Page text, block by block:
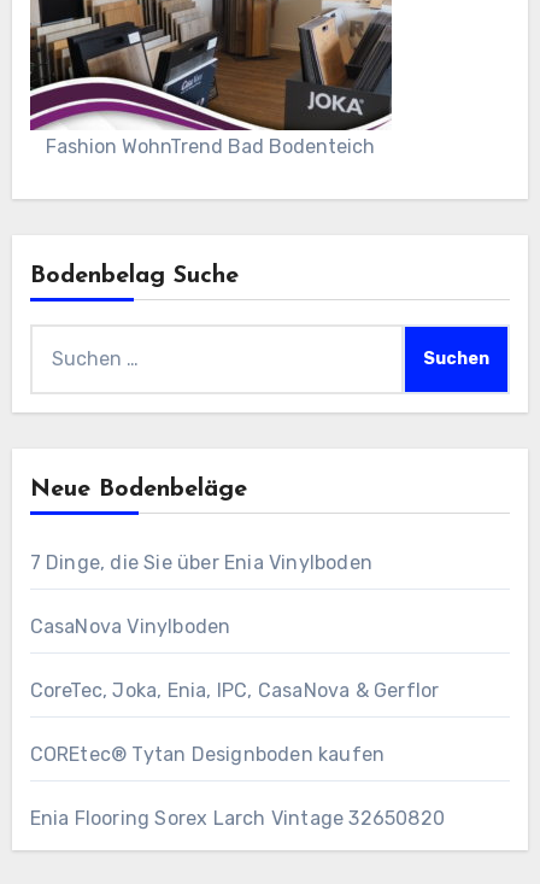
Fashion WohnTrend Bad Bodenteich
Bodenbelag Suche
nach:
Neue Bodenbeläge
7 Dinge, die Sie über Enia Vinylboden
CasaNova Vinylboden
CoreTec, Joka, Enia, IPC, CasaNova & Gerflor
COREtec® Tytan Designboden kaufen
Enia Flooring Sorex ​Larch Vintage 32650820